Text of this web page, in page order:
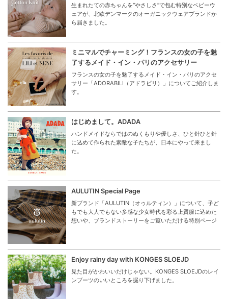
生まれたての赤ちゃんを“やさしさ”で包む特別なベビーウ
ェアが、北欧デンマークのオーガニックウェアブランドか
ら届きました。
ミニマルでチャーミング！フランスの女の子を魅
了するメイド・イン・パリのアクセサリー
フランスの女の子を魅了するメイド・イン・パリのアクセ
サリー「ADORABILI（アドラビリ）」についてご紹介しま
す。
はじめまして。ADADA
ハンドメイドならではのぬくもりや優しさ、ひと針ひと針
に込めて作られた素敵な子たちが、日本にやって来まし
た。
AULUTIN Special Page
新ブランド「AULUTIN（オゥルティン）」について、子ど
もでも大人でもない多感な少女時代を彩る上質服に込めた
想いや、ブランドストーリーをご覧いただける特別ページ
Enjoy rainy day with KONGES SLOEJD
見た目がかわいいだけじゃない。KONGES SLOEJDのレイ
ンブーツのいいところを掘り下げました。